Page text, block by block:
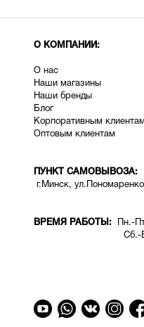
О КОМПАНИИ:
О нас
Наши магазины
Наши бренды
Блог
Корпоративным клиентам
Оптовым клиентам
ПУНКТ САМОВЫВОЗА:
г.Минск,
ВРЕМЯ РАБОТЫ: Пн.-
Сб.-Вс.-